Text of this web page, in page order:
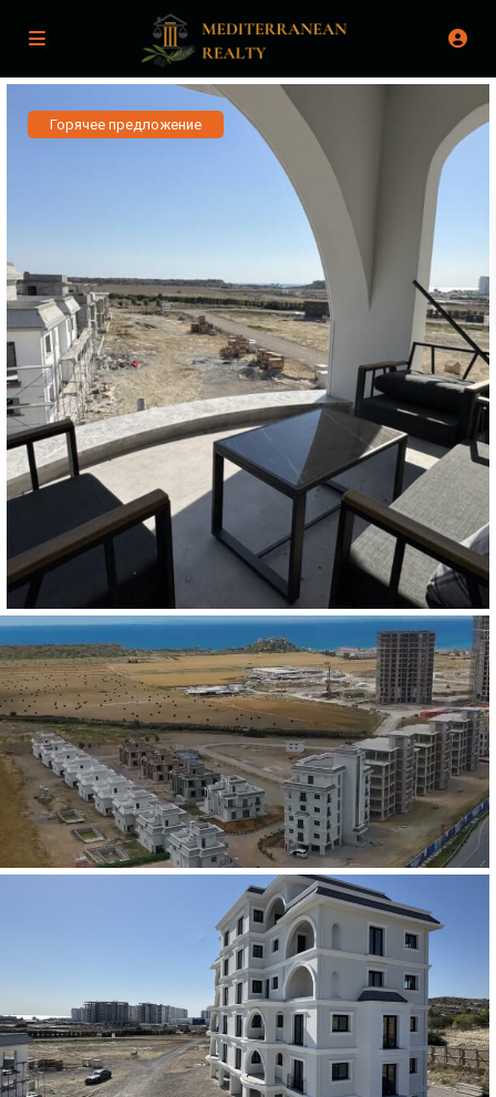
Горячее предложение